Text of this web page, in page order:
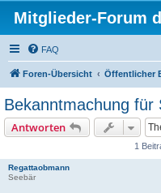
Mitglieder-Forum
FAQ
Foren-Übersicht Öffentlicher
Bekanntmachung für
Antworten
1
Regattaobmann
Seebär